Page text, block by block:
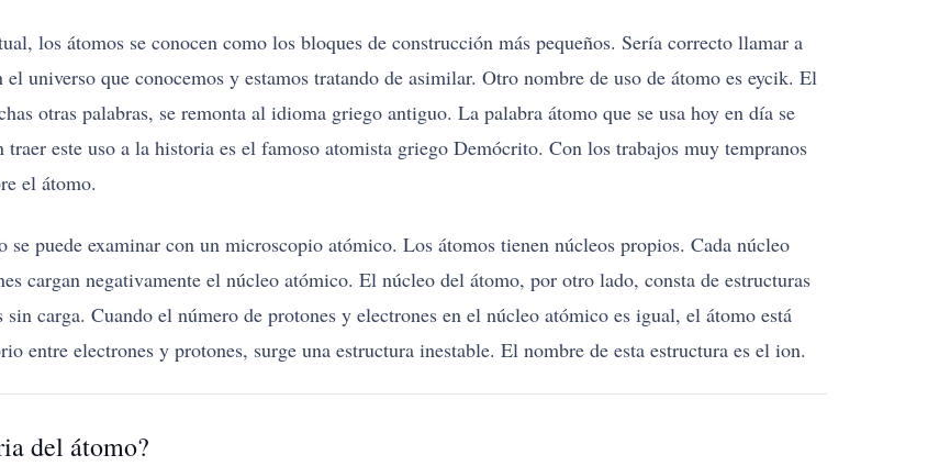
los átomos se conocen como los bloques de construcción más pequeños. Sería correcto llamar a
el universo que conocemos y estamos tratando de asimilar. Otro nombre de uso de átomo es eycik. El
otras palabras, se remonta al idioma griego antiguo. La palabra átomo que se usa hoy en día se
este uso a la historia es el famoso atomista griego Demócrito. Con los trabajos muy tempranos
el átomo.
puede examinar con un microscopio atómico. Los átomos tienen núcleos propios. Cada núcleo
cargan negativamente el núcleo atómico. El núcleo del átomo, por otro lado, consta de estructuras
carga. Cuando el número de protones y electrones en el núcleo atómico es igual, el átomo está
entre electrones y protones, surge una estructura inestable. El nombre de esta estructura es el ion.
del átomo?